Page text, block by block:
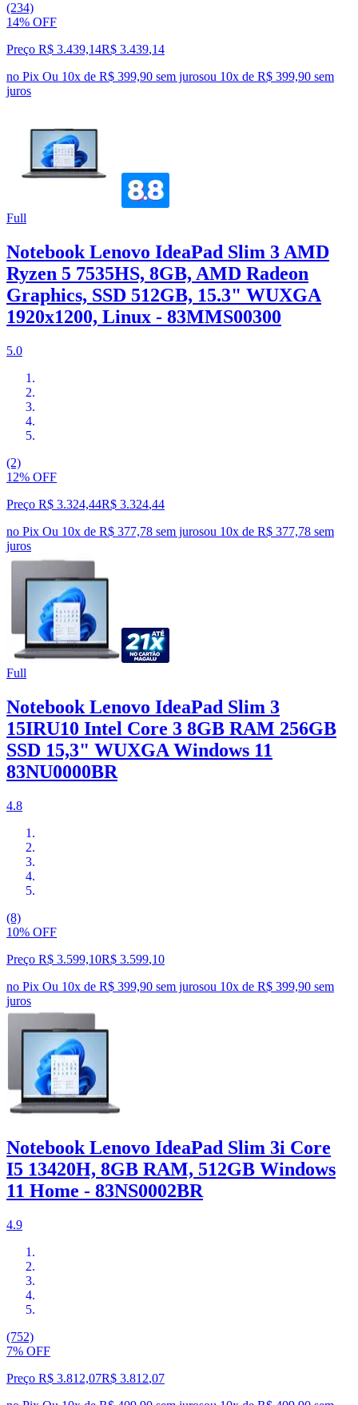
(234)
14% OFF
Preço R$ 3.439,14R$ 3.439,14
no Pix Ou 10x de R$ 399,90 sem jurosou 10x de R$ 399,90 sem
juros
Full
Notebook Lenovo IdeaPad Slim 3 AMD
Ryzen 5 7535HS, 8GB, AMD Radeon
Graphics, SSD 512GB, 15.3" WUXGA
1920x1200, Linux - 83MMS00300
5.0
(2)
12% OFF
Preço R$ 3.324,44R$ 3.324,44
no Pix Ou 10x de R$ 377,78 sem jurosou 10x de R$ 377,78 sem
juros
Full
Notebook Lenovo IdeaPad Slim 3
15IRU10 Intel Core 3 8GB RAM 256GB
SSD 15,3" WUXGA Windows 11
83NU0000BR
4.8
(8)
10% OFF
Preço R$ 3.599,10R$ 3.599,10
no Pix Ou 10x de R$ 399,90 sem jurosou 10x de R$ 399,90 sem
juros
Notebook Lenovo IdeaPad Slim 3i Core
I5 13420H, 8GB RAM, 512GB Windows
11 Home - 83NS0002BR
4.9
(752)
7% OFF
Preço R$ 3.812,07R$ 3.812,07